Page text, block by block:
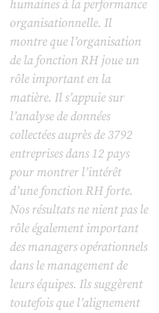
humaines à la performance
organisationnelle. Il
montre que l’organisation
de la fonction RH joue un
rôle important en la
matière. Il s’appuie sur
l’analyse de données
collectées auprès de 3792
entreprises dans 12 pays
pour montrer l’intérêt
d’une fonction RH forte.
Nos résultats ne nient pas le
rôle également important
des managers opérationnels
dans le management de
leurs équipes. Ils suggèrent
toutefois que l’alignement